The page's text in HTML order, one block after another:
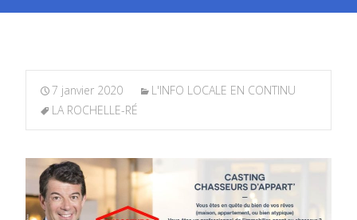
7 janvier 2020
L'INFO LOCALE EN CONTINU
LA ROCHELLE-RÉ